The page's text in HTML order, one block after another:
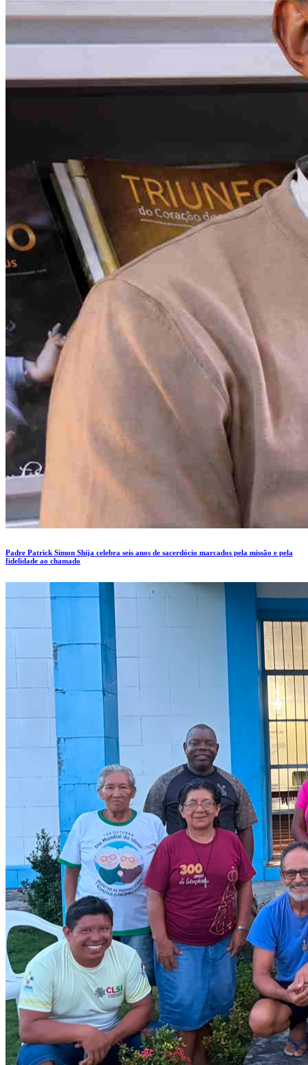
Padre Patrick Simon Shija celebra seis anos de sacerdócio marcados pela missão e pela
fidelidade ao chamado